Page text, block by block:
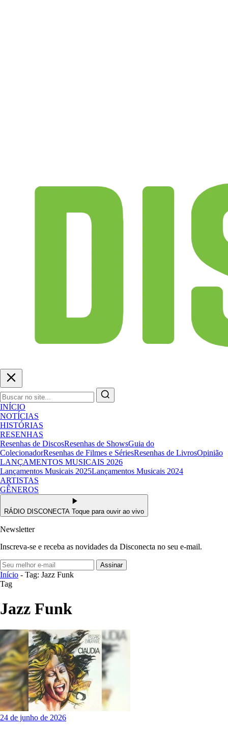
INÍCIO
NOTÍCIAS
HISTÓRIAS
RESENHAS
Resenhas de DiscosResenhas de ShowsGuia do
ColecionadorResenhas de Filmes e SériesResenhas de LivrosOpinião
LANÇAMENTOS MUSICAIS 2026
Lançamentos Musicais 2025Lançamentos Musicais 2024
ARTISTAS
GÊNEROS
RÁDIO DISCONECTA Toque para ouvir ao vivo
Newsletter
Inscreva-se e receba as novidades da Disconecta no seu e-mail.
Assinar
Início - Tag: Jazz Funk
Tag
Jazz Funk
24 de junho de 2026